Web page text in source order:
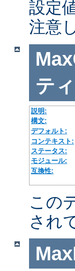
設定
注意
テ
説明:
構文:
デフォルト:
コンテキスト:
ステータス:
モジュール:
互換性:
この
され